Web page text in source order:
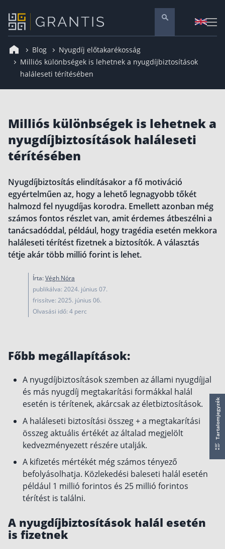
Pénzügyi tanácsadás
Nyugdíj előtakarékosság
Melyiket válaszd? Nyugdíjbiztosítás, NYESZ vagy
ÖNYP?
Nyugdíj előtakarékossági számla (NYESZ)
Nyugdíj tanácsadás 🪙
Nyugdíj megtakarítás – Így válassz
Magánnyugdíjpénztár összefoglaló
Nyugdíjkorhatár táblázat és útmutató
Nyugdíj kisokos – A magyar nyugdíjrendszer
működése
Egyszerű Állami Nyugdíjkalkulátor
Önkéntes Nyugdíjpénztárak hozamai
Nyugdíjbiztosítás
Nyugdíjbiztosítás vagy NYESZ? Melyik a jobb?
Melyik a legolcsóbb nyugdíjbiztosítás?
Nyugdíjbiztosítás adókedvezmény és adójóváírás
Nyugdíjbiztosítás kalkulátor
Nyugdíjbiztosítás hozamok
Nyugdíjbiztosítás költségek
Életbiztosítások
Csoportos életbiztosítás
Kockázati életbiztosítás 🛡
Euróalapú megtakarításos életbiztosítás
Megtakarítással kombinált életbiztosítás
Blog
Nyugdíj előtakarékosság
Milliós különbségek is lehetnek a nyugdíjbiztosítások
haláleseti térítésében
Milliós különbségek is lehetnek a
nyugdíjbiztosítások haláleseti
térítésében
Nyugdíjbiztosítás elindításakor a fő motiváció
egyértelműen az, hogy a lehető legnagyobb tőkét
halmozd fel nyugdíjas korodra. Emellett azonban még
számos fontos részlet van, amit érdemes átbeszélni a
tanácsadóddal, például, hogy tragédia esetén mekkora
haláleseti térítést fizetnek a biztosítók. A választás
tétje akár több millió forint is lehet.
Írta:Végh Nóra
publikálva: 2024. június 07.
frissítve: 2025. június 06.
Olvasási idő: 4 perc
Főbb megállapítások:
A nyugdíjbiztosítások szemben az állami nyugdíjjal
és más nyugdíj megtakarítási formákkal halál
esetén is térítenek, akárcsak az életbiztosítások.
A haláleseti biztosítási összeg + a megtakarítási
összeg aktuális értékét az általad megjelölt
kedvezményezett részére utalják.
A kifizetés mértékét még számos tényező
befolyásolhatja. Közlekedési baleseti halál esetén
például 1 millió forintos és 25 millió forintos
térítést is találni.
A nyugdíjbiztosítások halál esetén
is fizetnek
Tartalomjegyzék